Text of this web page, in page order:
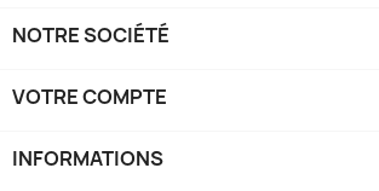
NOTRE SOCIÉTÉ
VOTRE COMPTE
INFORMATIONS